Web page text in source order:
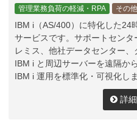
管理業務負荷の軽減・RPA
その他
IBM i（AS/400）に特化した24
サービスです。サポートセン
レミス、他社データセンター
IBM i と周辺サーバーを遠隔か
IBM i 運用を標準化・可視化しま
詳